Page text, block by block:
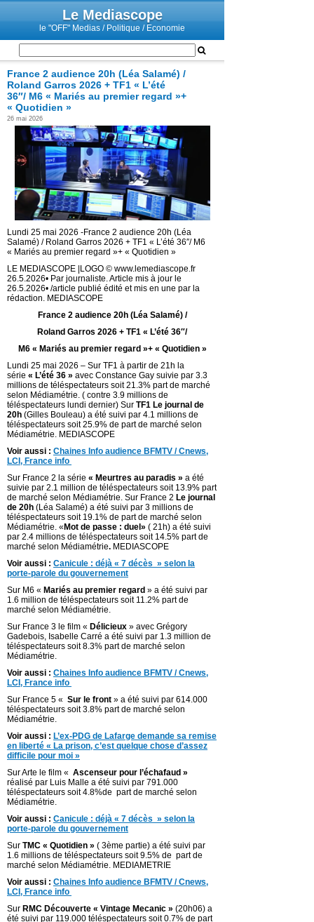
Le Mediascope
le "OFF" Medias / Politique / Economie
France 2 audience 20h (Léa Salamé) /
Roland Garros 2026 + TF1 « L’été
36″/ M6 « Mariés au premier regard »+
« Quotidien »
26 mai 2026
Lundi 25 mai 2026 -France 2 audience 20h (Léa
Salamé) / Roland Garros 2026 + TF1 « L’été 36″/ M6
« Mariés au premier regard »+ « Quotidien »
LE MEDIASCOPE |LOGO © www.lemediascope.fr
26.5.2026• Par journaliste. Article mis à jour le
26.5.2026• /article publié édité et mis en une par la
rédaction. MEDIASCOPE
France 2 audience 20h (Léa Salamé) /
Roland Garros 2026 + TF1 « L’été 36″/
M6 « Mariés au premier regard »+ « Quotidien »
Lundi 25 mai 2026 – Sur TF1 à partir de 21h la
série « L’été 36 » avec Constance Gay suivie par 3.3
millions de téléspectateurs soit 21.3% part de marché
selon Médiamétrie. ( contre 3.9 millions de
téléspectateurs lundi dernier) Sur TF1 Le journal de
20h (Gilles Bouleau) a été suivi par 4.1 millions de
téléspectateurs soit 25.9% de part de marché selon
Médiamétrie. MEDIASCOPE
Voir aussi : Chaines Info audience BFMTV / Cnews,
LCI, France info
Sur France 2 la série « Meurtres au paradis » a été
suivie par 2.1 million de téléspectateurs soit 13.9% part
de marché selon Médiamétrie. Sur France 2 Le journal
de 20h (Léa Salamé) a été suivi par 3 millions de
téléspectateurs soit 19.1% de part de marché selon
Médiamétrie. « Mot de passe : duel » ( 21h) a été suivi
par 2.4 millions de téléspectateurs soit 14.5% part de
marché selon Médiamétrie. MEDIASCOPE
Voir aussi : Canicule : déjà « 7 décès » selon la
porte-parole du gouvernement
Sur M6 « Mariés au premier regard » a été suivi par
1.6 million de téléspectateurs soit 11.2% part de
marché selon Médiamétrie.
Sur France 3 le film « Délicieux » avec Grégory
Gadebois, Isabelle Carré a été suivi par 1.3 million de
téléspectateurs soit 8.3% part de marché selon
Médiamétrie.
Voir aussi : Chaines Info audience BFMTV / Cnews,
LCI, France info
Sur France 5 « Sur le front » a été suivi par 614.000
téléspectateurs soit 3.8% part de marché selon
Médiamétrie.
Voir aussi : L’ex-PDG de Lafarge demande sa remise
en liberté « La prison, c’est quelque chose d’assez
difficile pour moi »
Sur Arte le film « Ascenseur pour l’échafaud »
réalisé par Luis Malle a été suivi par 791.000
téléspectateurs soit 4.8%de part de marché selon
Médiamétrie.
Voir aussi : Canicule : déjà « 7 décès » selon la
porte-parole du gouvernement
Sur TMC « Quotidien » ( 3ème partie) a été suivi par
1.6 millions de téléspectateurs soit 9.5% de part de
marché selon Médiamétrie. MEDIAMETRIE
Voir aussi : Chaines Info audience BFMTV / Cnews,
LCI, France info
Sur RMC Découverte « Vintage Mecanic » (20h06) a
été suivi par 119.000 téléspectateurs soit 0.7% de part